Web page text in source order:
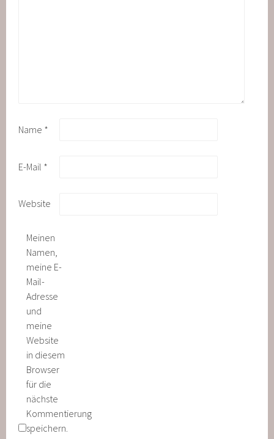
Name *
E-Mail *
Website
Meinen
Namen,
meine E-
Mail-
Adresse
und
meine
Website
in diesem
Browser
für die
nächste
Kommentierung
speichern.